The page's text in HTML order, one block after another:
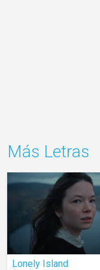
Más Letras
Lonely Island